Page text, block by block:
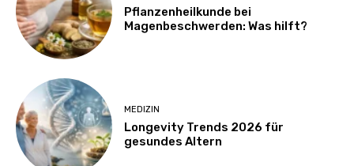
Pflanzenheilkunde bei
Magenbeschwerden: Was hilft?
MEDIZIN
Longevity Trends 2026 für
gesundes Altern